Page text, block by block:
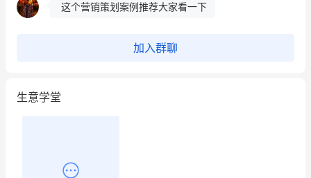
这个营销策划案例推荐大家看一下
加入群聊
生意学堂